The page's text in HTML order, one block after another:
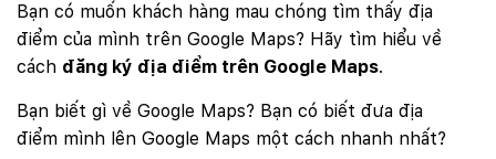
Bạn có muốn khách hàng mau chóng tìm thấy địa
điểm của mình trên Google Maps? Hãy tìm hiểu về
cách đăng ký địa điểm trên Google Maps.
Bạn biết gì về Google Maps? Bạn có biết đưa địa
điểm mình lên Google Maps một cách nhanh nhất?